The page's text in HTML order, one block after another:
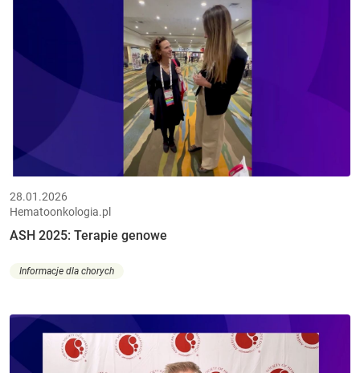
28.01.2026
Hematoonkologia.pl
ASH 2025: Terapie genowe
Informacje dla chorych